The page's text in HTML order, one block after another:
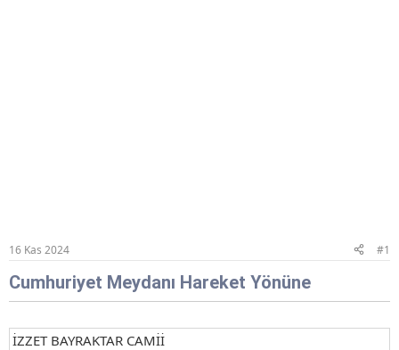
16 Kas 2024 #1
Cumhuriyet Meydanı Hareket Yönüne
İZZET BAYRAKTAR CAMİİ